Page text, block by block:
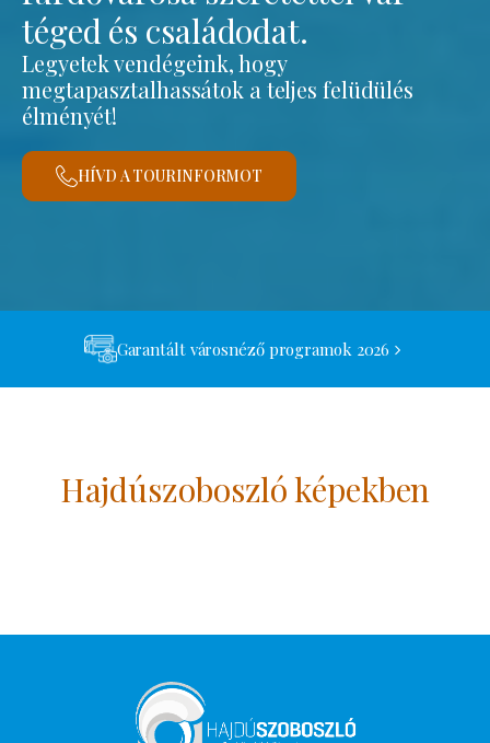
téged és családodat.
Legyetek vendégeink, hogy
megtapasztalhassátok a teljes felüdülés
élményét!
HÍVD A TOURINFORMOT
Garantált városnéző programok 2026
Hajdúszoboszló képekben